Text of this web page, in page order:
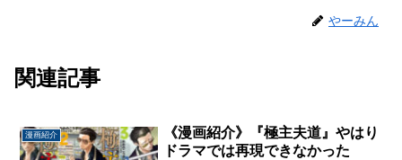
やーみん
関連記事
漫画紹介
《漫画紹介》『極主夫道』やはり
ドラマでは再現できなかった